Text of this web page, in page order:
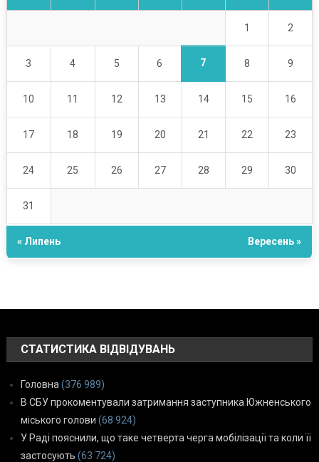
1 2
3 4 5 6 7 8 9
10 11 12 13 14 15 16
17 18 19 20 21 22 23
24 25 26 27 28 29 30
31
« Липень Вересень »
СТАТИСТИКА ВІДВІДУВАНЬ
Головна (376 989)
В СБУ прокоментували затримання заступника Южненського
міського голови (68 924)
У Раді пояснили, що таке четверта черга мобілізації та коли її
застосують (63 724)